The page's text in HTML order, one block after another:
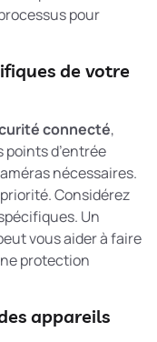
pour
de votre
connecté,
d’entrée
nécessaires.
Considérez
Un
vous aider à faire
protection
appareils